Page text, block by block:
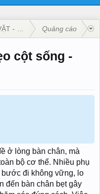
- KINH DOANHQuảng cáo
cột sống -
ở lòng bàn chân, mà
bộ cơ thể. Nhiều phụ
bước đi không vững, lo
đến bàn chân bẹt gây